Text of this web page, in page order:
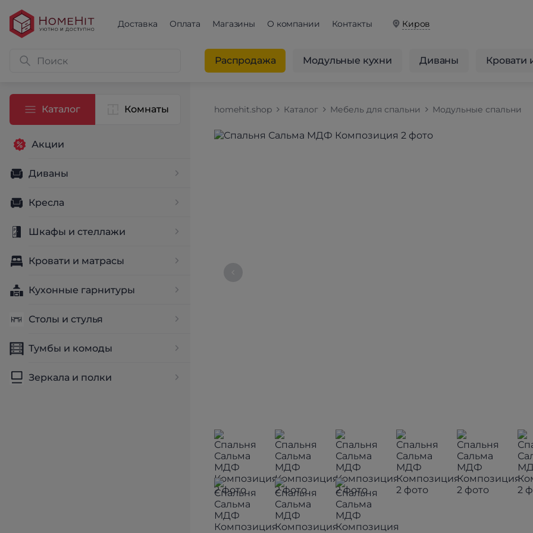
Доставка Оплата Магазины О компании Контакты Киров
Распродажа Модульные кухни Диваны Кровати
Каталог Комнаты
Акции
Диваны
Кресла
Шкафы и стеллажи
Кровати и матрасы
Кухонные гарнитуры
Столы и стулья
Тумбы и комоды
Зеркала и полки
homehit.shop Каталог Мебель для спальни Модульные спальни